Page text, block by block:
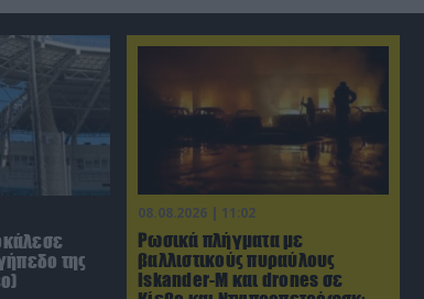
08.08.2026 | 11:02
Ρωσικά πλήγματα με
βαλλιστικούς πυραύλους
Iskander-M και drones σε
της